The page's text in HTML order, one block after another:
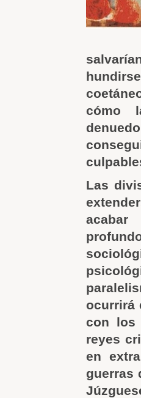
cómo
Las
ocurrirá
con los
reyes
en
guerras